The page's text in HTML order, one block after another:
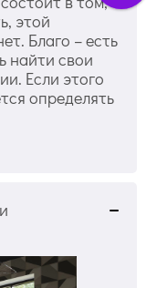
этой
Благо – есть
найти свои
Если этого
определять